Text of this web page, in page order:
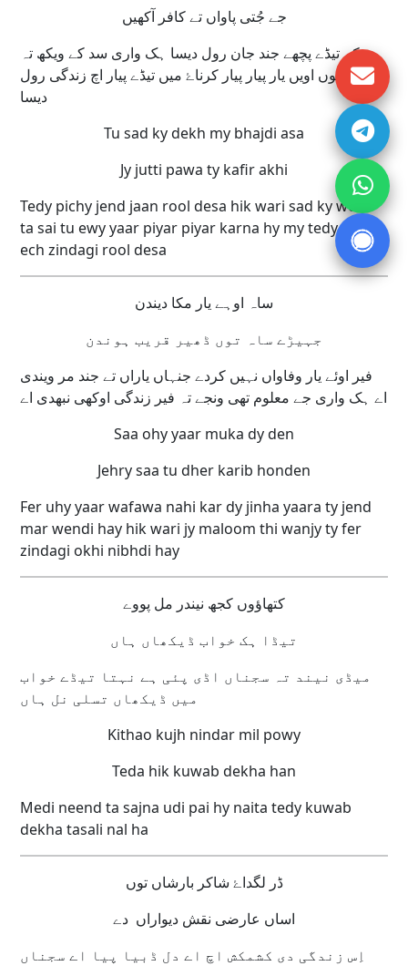
جے جُتی پاواں تے کافر آکھیں
کہ تیڈے پچھے جند جان رول دیسا ہک واری سد کے ویکھ تہ
سئی توں اویں یار پیار پیار کرناۓ میں تیڈے پیار اچ زندگی رول
دیسا
Tu sad ky dekh my bhajdi asa
Jy jutti pawa ty kafir akhi
Tedy pichy jend jaan rool desa hik wari sad ky wekh
ta sai tu ewy yaar piyar piyar karna hy my tedy piyaar
ech zindagi rool desa
ساہ اوہے یار مکا دیندن
جہیڑے ساہ توں ڈھیر قریب ہوندن
فیر اوئے یار وفاواں نہیں کردے جنہاں یاراں تے جند مر ویندی
اے ہک واری جے معلوم تھی ونجے تہ فیر زندگی اوکھی نبھدی اے
Saa ohy yaar muka dy den
Jehry saa tu dher karib honden
Fer uhy yaar wafawa nahi kar dy jinha yaara ty jend
mar wendi hay hik wari jy maloom thi wanjy ty fer
zindagi okhi nibhdi hay
کتھاؤوں کجھ نیندر مل پووے
تیڈا ہک خواب ڈیکھاں ہاں
میڈی نیند تہ سجناں اڈی پئی ہے نہتا تیڈے خواب
میں ڈیکھاں تسلی نل ہاں
Kithao kujh nindar mil powy
Teda hik kuwab dekha han
Medi neend ta sajna udi pai hy naita tedy kuwab
dekha tasali nal ha
ڈر لگداۓ شاکر بارشاں توں
اساں عارضی نقش دیواراں دے
اِس زندگی دی کشمکش اچ اے دل ڈبیا پیا اے سجناں